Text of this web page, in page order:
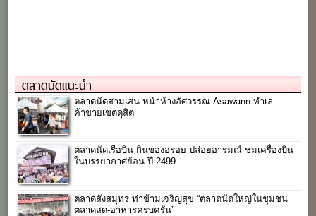
ตลาดนัดแนะนำ
ตลาดนัดสามเสน หน้าห้างอัศวรรณ Asawann ทำเล
ค้าขายเขตดุสิต
ตลาดนัดเรือบิน กินของอร่อย ปล่อยอารมณ์ ชมเครื่องบิน
ในบรรยากาศย้อน ปี.2499
ตลาดสังสมุทร ท่าข้ามเจริญสุข “ตลาดนัดใหญ่ในชุมชน
ตลาดสด-อาหารครบครัน”